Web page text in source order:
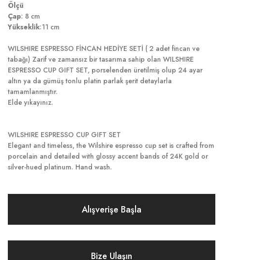
Ölçü
Çap: 8 cm
Yükseklik:11 cm
WILSHIRE ESPRESSO FİNCAN HEDİYE SETİ ( 2 adet fincan ve
tabağı) Zarif ve zamansız bir tasarıma sahip olan WILSHIRE
ESPRESSO CUP GIFT SET, porselenden üretilmiş olup 24 ayar
altın ya da gümüş tonlu platin parlak şerit detaylarla
tamamlanmıştır.
Elde yıkayınız.
WILSHIRE ESPRESSO CUP GIFT SET
Elegant and timeless, the Wilshire espresso cup set is crafted from
porcelain and detailed with glossy accent bands of 24K gold or
silver-hued platinum. Hand wash.
Alışverişe Başla
Bize Ulaşın